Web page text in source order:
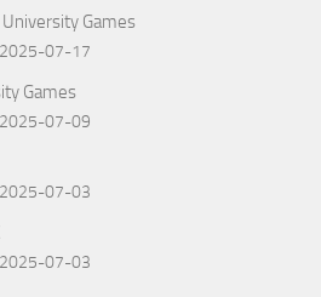
Games
2025-07-17
Games
2025-07-09
2025-07-03
2025-07-03